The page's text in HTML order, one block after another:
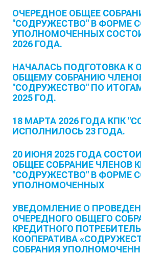
ОЧЕРЕДНОЕ ОБЩЕЕ
"СОДРУЖЕСТВО" В ФОРМЕ
УПОЛНОМОЧЕННЫХ
2026 ГОДА.
НАЧАЛАСЬ ПОДГОТОВКА К
ОБЩЕМУ СОБРАНИЮ
"СОДРУЖЕСТВО" ПО
2025 ГОД.
18 МАРТА 2026 ГОДА КПК
ИСПОЛНИЛОСЬ 23 ГОДА.
20 ИЮНЯ 2025 ГОДА
ОБЩЕЕ СОБРАНИЕ ЧЛЕНОВ
"СОДРУЖЕСТВО" В ФОРМЕ
УПОЛНОМОЧЕННЫХ
УВЕДОМЛЕНИЕ О
ОЧЕРЕДНОГО ОБЩЕГО
КРЕДИТНОГО
КООПЕРАТИВА
СОБРАНИЯ